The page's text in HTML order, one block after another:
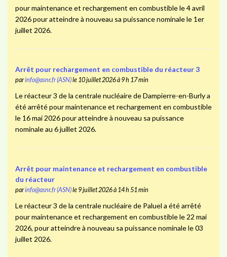
pour maintenance et rechargement en combustible le 4 avril
2026 pour atteindre à nouveau sa puissance nominale le 1er
juillet 2026.
Arrêt pour rechargement en combustible du réacteur 3
parinfo@asnr.fr (ASN)le 10 juillet 2026 à 9 h 17 min
Le réacteur 3 de la centrale nucléaire de Dampierre-en-Burly a
été arrêté pour maintenance et rechargement en combustible
le 16 mai 2026 pour atteindre à nouveau sa puissance
nominale au 6 juillet 2026.
Arrêt pour maintenance et rechargement en combustible
du réacteur
parinfo@asnr.fr (ASN)le 9 juillet 2026 à 14 h 51 min
Le réacteur 3 de la centrale nucléaire de Paluel a été arrêté
pour maintenance et rechargement en combustible le 22 mai
2026, pour atteindre à nouveau sa puissance nominale le 03
juillet 2026.